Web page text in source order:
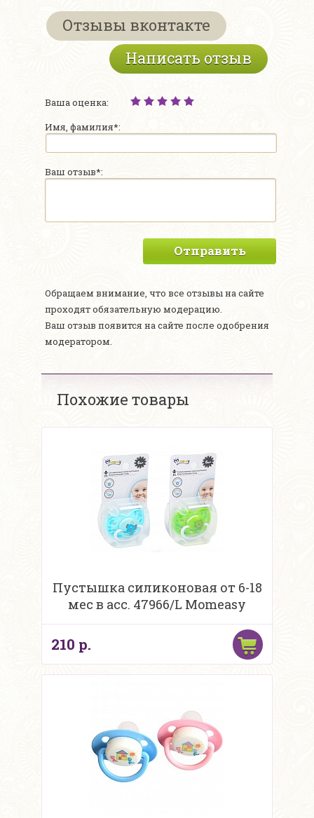
Отзывы вконтакте
Написать отзыв
Ваша оценка:
Имя, фамилия*:
Ваш отзыв*:
Отправить
Обращаем внимание, что все отзывы на сайте
проходят обязательную модерацию.
Ваш отзыв появится на сайте после одобрения
модератором.
Похожие товары
Пустышка силиконовая от 6-18
мес в асс. 47966/L Momeasy
210 р.